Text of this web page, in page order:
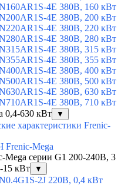
4E 380В, 160 кВт
4E 380В, 200 кВт
4E 380В, 220 кВт
4E 380В, 280 кВт
4E 380В, 315 кВт
4E 380В, 355 кВт
4E 380В, 400 кВт
4E 380В, 500 кВт
4E 380В, 630 кВт
4E 380В, 710 кВт
0,4-630 кВт
▼
характеристики Frenic-
Frenic-Mega
Mega серии G1 200-240В, 3
15 кВт
▼
2J 220В, 0,4 кВт